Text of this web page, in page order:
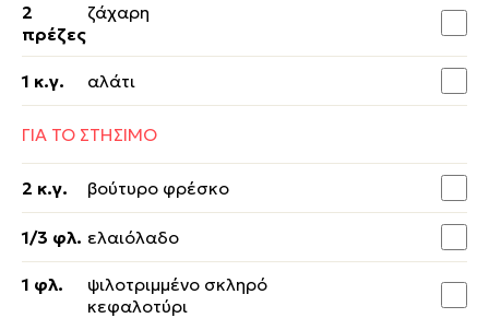
2
πρέζες
ζάχαρη
1 κ.γ. αλάτι
ΓΙΑ ΤΟ ΣΤΗΣΙΜΟ
2 κ.γ. βούτυρο φρέσκο
1/3 φλ. ελαιόλαδο
1 φλ.
ψιλοτριμμένο σκληρό
κεφαλοτύρι